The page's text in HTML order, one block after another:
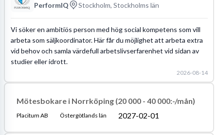
PerformIQ Stockholm, Stockholms län
Vi söker en ambitiös person med hög social kompetens som vill
arbeta som säljkoordinator. Här får du möjlighet att arbeta extra
vid behov och samla värdefull arbetslivserfarenhet vid sidan av
studier eller idrott.
2026-08-14
Mötesbokare i Norrköping (20 000 - 40 000:-/mån)
Placitum AB Östergötlands län 2027-02-01